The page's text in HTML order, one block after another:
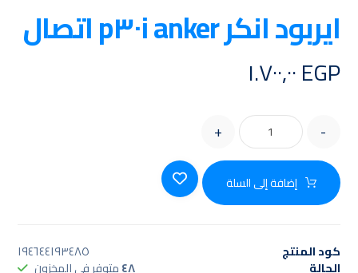
ايربود انكر p٣٠i anker اتصال
EGP
-
+
إضافة إلى السلة
كود المنتج ١٩٤٦٤٤١٩٣٤٨٥
الحالة ٤٨متوفر في المخزون